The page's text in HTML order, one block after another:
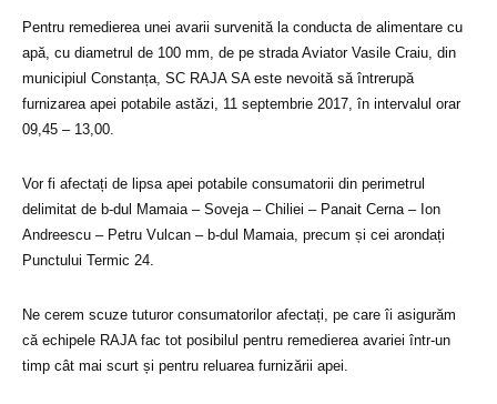
Pentru remedierea unei avarii survenită la conducta de alimentare cu
apă, cu diametrul de 100 mm, de pe strada Aviator Vasile Craiu, din
municipiul Constanța, SC RAJA SA este nevoită să întrerupă
furnizarea apei potabile astăzi, 11 septembrie 2017, în intervalul orar
09,45 – 13,00.
Vor fi afectați de lipsa apei potabile consumatorii din perimetrul
delimitat de b-dul Mamaia – Soveja – Chiliei – Panait Cerna – Ion
Andreescu – Petru Vulcan – b-dul Mamaia, precum și cei arondați
Punctului Termic 24.
Ne cerem scuze tuturor consumatorilor afectați, pe care îi asigurăm
că echipele RAJA fac tot posibilul pentru remedierea avariei într-un
timp cât mai scurt și pentru reluarea furnizării apei.